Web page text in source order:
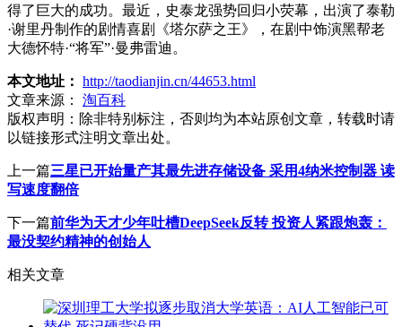
得了巨大的成功。最近，史泰龙强势回归小荧幕，出演了泰勒
·谢里丹制作的剧情喜剧《塔尔萨之王》，在剧中饰演黑帮老
大德怀特·“将军”·曼弗雷迪。
本文地址： http://taodianjin.cn/44653.html
文章来源：
淘百科
版权声明： 除非特别标注，否则均为本站原创文章，转载时请
以链接形式注明文章出处。
上一篇三星已开始量产其最先进存储设备 采用4纳米控制器 读
写速度翻倍
下一篇前华为天才少年吐槽DeepSeek反转 投资人紧跟炮轰：
最没契约精神的创始人
相关文章